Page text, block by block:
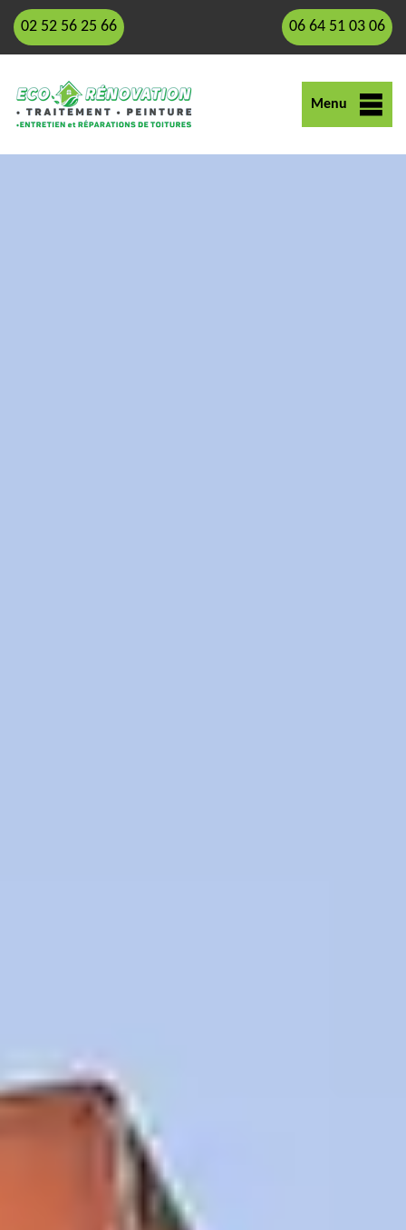
02 52 56 25 66 06 64 51 03 06
Menu